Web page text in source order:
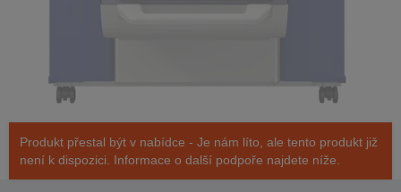
Produkt přestal být v nabídce - Je nám líto, ale tento produkt již
není k dispozici. Informace o další podpoře najdete níže.